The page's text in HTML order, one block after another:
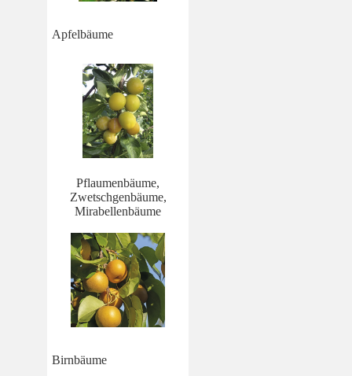
Apfelbäume
Pflaumenbäume,
Zwetschgenbäume,
Mirabellenbäume
Birnbäume